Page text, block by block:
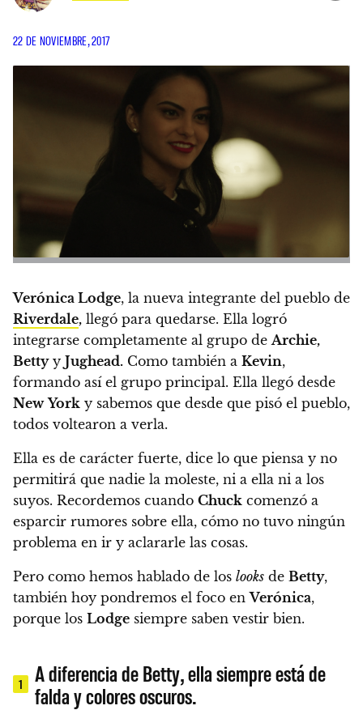
22 DE NOVIEMBRE, 2017
Verónica Lodge, la nueva integrante del pueblo de
Riverdale, llegó para quedarse. Ella logró
integrarse completamente al grupo deArchie,
Bettyy Jughead. Como también a Kevin,
formando así el grupo principal. Ella llegó desde
New York y sabemos que desde que pisó el pueblo,
todos voltearon a verla.
Ella es de carácter fuerte, dice lo que piensa y no
permitirá que nadie la moleste, ni a ella ni a los
suyos. Recordemos cuando Chuck comenzó a
esparcir rumores sobre ella, cómo no tuvo ningún
problema en ir y aclararle las cosas.
Pero como hemos hablado de los looks de Betty,
también hoy pondremos el foco enVerónica,
porque los Lodge siempre saben vestir bien.
1
A diferencia de Betty, ella siempre está de
falda y colores oscuros.